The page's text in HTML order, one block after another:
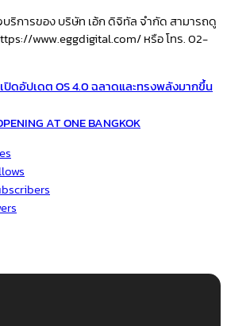
ริการของ บริษัท เอ้ก ดิจิทัล จำกัด สามารถดู
www.eggdigital.com/ หรือ โทร. 02-
ปิดอัปเดต OS 4.0 ฉลาดและทรงพลังมากขึ้น
AT ONE BANGKOK